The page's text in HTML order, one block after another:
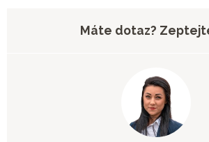
Máte dotaz?